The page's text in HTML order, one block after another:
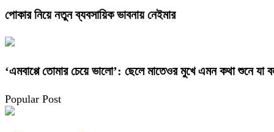
পোকার নিয়ে নতুন ব্যবসায়িক ভাবনায় নেইমার
‘এমবাপ্পে তোমার চেয়ে ভালো’: ছেলে মাতেওর মুখে এমন কথা শুনে যা
Popular Post